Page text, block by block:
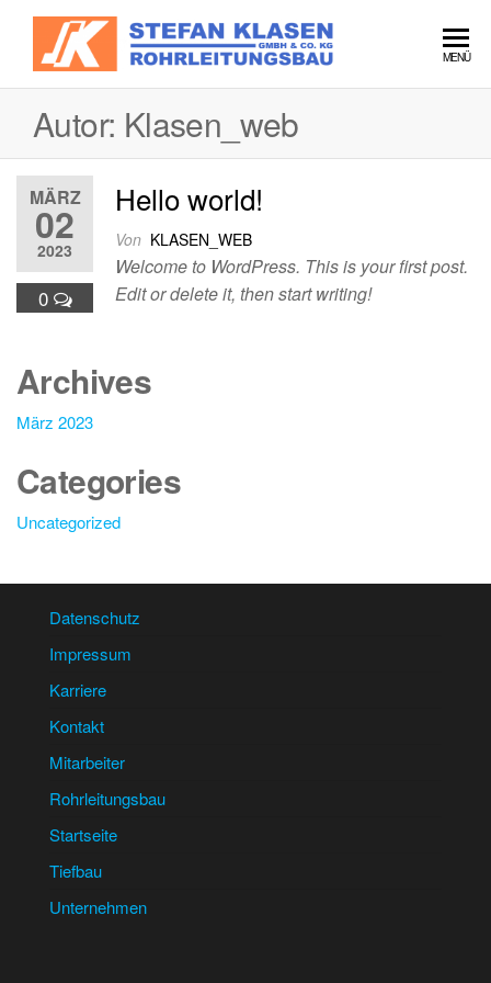
springen
Stefan
Klasen
MENÜ
Autor: Klasen_web
MÄRZ
02
2023
0
Hello world!
Von KLASEN_WEB
Welcome to WordPress. This is your first post.
Edit or delete it, then start writing!
Archives
März 2023
Categories
Uncategorized
Datenschutz
Impressum
Karriere
Kontakt
Mitarbeiter
Rohrleitungsbau
Startseite
Tiefbau
Unternehmen